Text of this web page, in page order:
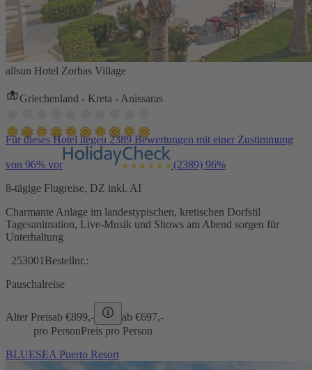
allsun Hotel Zorbas Village
Griechenland - Kreta - Anissaras
Für dieses Hotel liegen 2389 Bewertungen mit einer Zustimmung
von 96% vor (2389) 96%
8-tägige Flugreise, DZ inkl. AI
Charmante Anlage im landestypischen, kretischen Dorfstil
Tagesanimation, Live-Musik und Shows am Abend sorgen für
Unterhaltung
253001 Bestellnr.:
Pauschalreise
Alter Preisab €899,- ab €697,-
pro PersonPreis pro Person
BLUESEA Puerto Resort